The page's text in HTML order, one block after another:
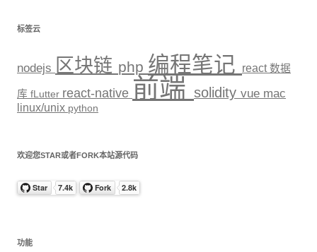
标签云
nodejs 区块链 php 编程笔记 react数据
库 fLutter react-native 前端 solidity vue mac
linux/unix python
欢迎您STAR或者FORK本站源代码
功能